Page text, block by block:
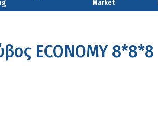
Market
ECONOMY 8*8*8